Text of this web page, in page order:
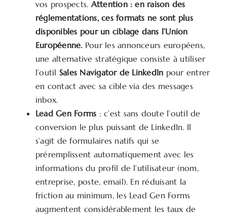
vos prospects. Attention : en raison des
réglementations, ces formats ne sont plus
disponibles pour un ciblage dans l’Union
Européenne. Pour les annonceurs européens,
une alternative stratégique consiste à utiliser
l’outil Sales Navigator de LinkedIn pour entrer
en contact avec sa cible via des messages
inbox.
Lead Gen Forms : c’est sans doute l’outil de
conversion le plus puissant de LinkedIn. Il
s’agit de formulaires natifs qui se
préremplissent automatiquement avec les
informations du profil de l’utilisateur (nom,
entreprise, poste, email). En réduisant la
friction au minimum, les Lead Gen Forms
augmentent considérablement les taux de